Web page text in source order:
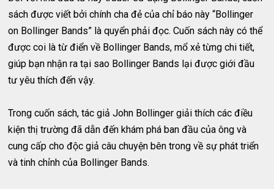
sách được viết bởi chính cha đẻ của chỉ báo này “Bollinger
on Bollinger Bands” là quyển phải đọc. Cuốn sách này có thể
được coi là từ điển về Bollinger Bands, mổ xẻ từng chi tiết,
giúp bạn nhận ra tại sao Bollinger Bands lại được giới đầu
tư yêu thích đến vậy.
Trong cuốn sách, tác giả John Bollinger giải thích các điều
kiện thị trường đã dẫn đến khám phá ban đầu của ông và
cung cấp cho độc giả câu chuyện bên trong về sự phát triển
và tinh chỉnh của Bollinger Bands.